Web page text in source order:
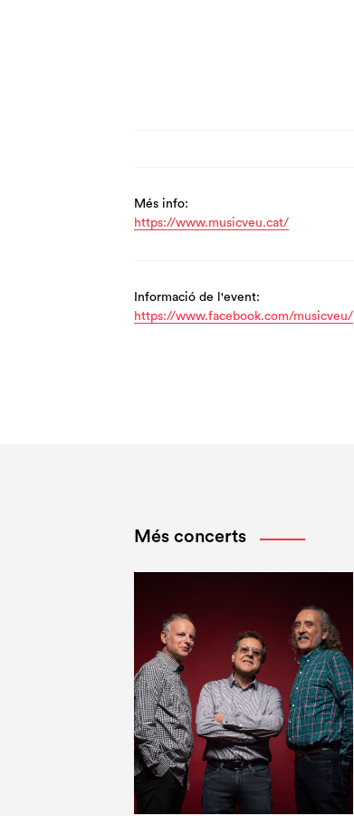
Més info:
https://www.musicveu.cat/
Informació de l'event:
https://www.facebook.com/musicveu/
Més concerts